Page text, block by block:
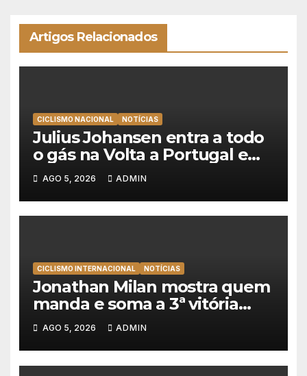
Artigos Relacionados
CICLISMO NACIONAL NOTÍCIAS
Julius Johansen entra a todo
o gás na Volta a Portugal e
lidera dobradinha da UAE
Team Emirates em Lisboa
AGO 5, 2026 ADMIN
CICLISMO INTERNACIONAL NOTÍCIAS
Jonathan Milan mostra quem
manda e soma a 3ª vitória
consecutiva na Volta a
Polónia
AGO 5, 2026 ADMIN